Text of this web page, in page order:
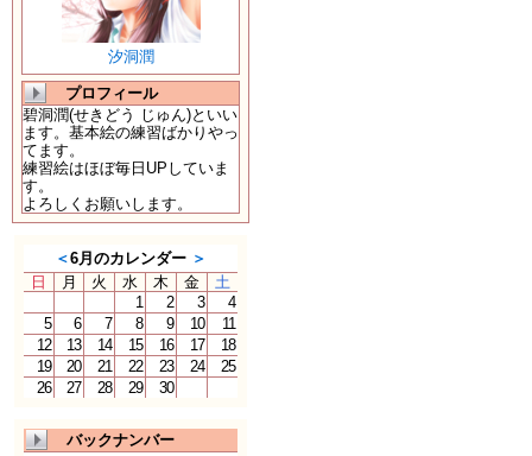
汐洞潤
プロフィール
碧洞潤(せきどう じゅん)といい
ます。基本絵の練習ばかりやっ
てます。
練習絵はほぼ毎日UPしていま
す。
よろしくお願いします。
＜6月のカレンダー ＞
日
月 火 水 木 金
土
1
2 3
4
5
6 7 8 9 10
11
12
13 14 15 16 17
18
19
20 21 22 23 24
25
26
27 28 29 30
バックナンバー